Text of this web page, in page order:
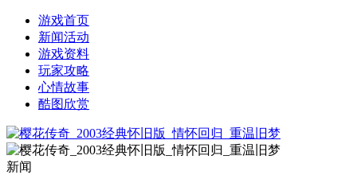
游戏首页
新闻活动
游戏资料
玩家攻略
心情故事
酷图欣赏
新闻